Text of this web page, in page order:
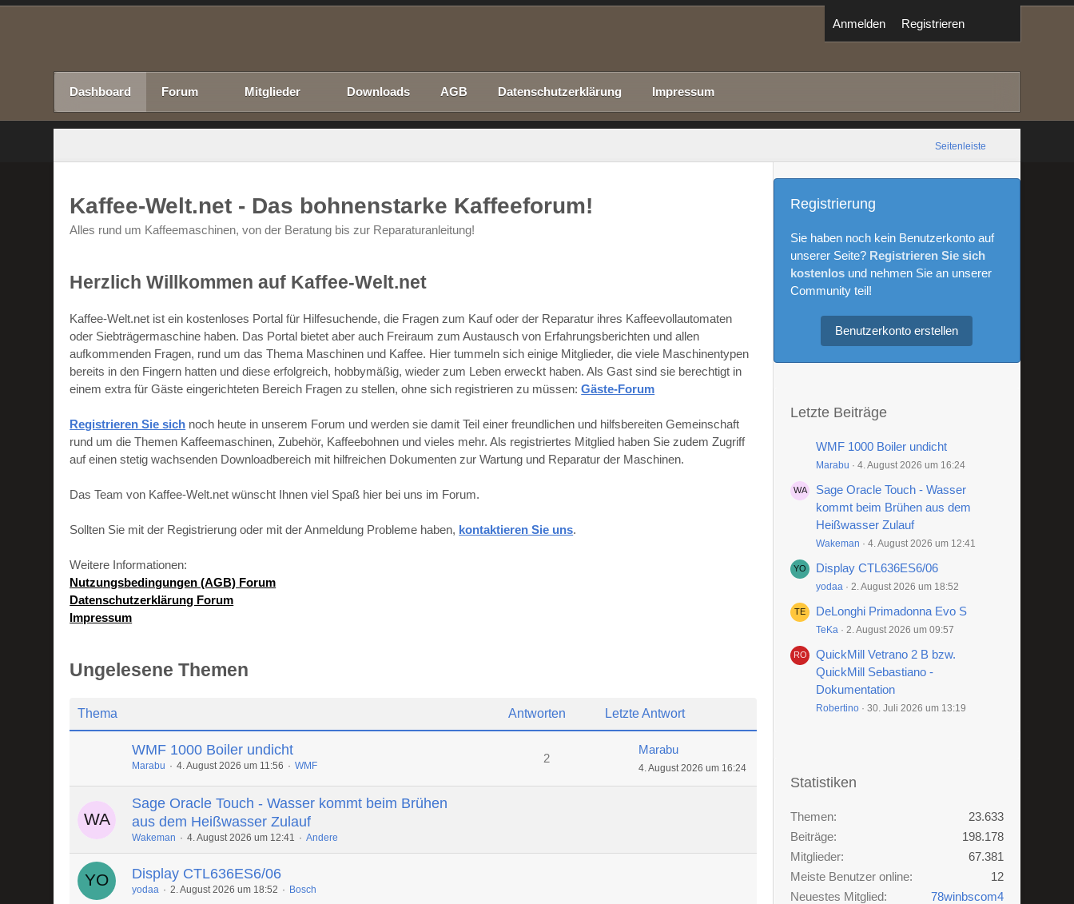
Anmelden Registrieren
Dashboard Forum Mitglieder Downloads AGB Datenschutzerklärung Impressum
Seitenleiste
Kaffee-Welt.net - Das bohnenstarke Kaffeeforum!
Alles rund um Kaffeemaschinen, von der Beratung bis zur Reparaturanleitung!
Herzlich Willkommen auf Kaffee-Welt.net
Kaffee-Welt.net ist ein kostenloses Portal für Hilfesuchende, die Fragen zum Kauf oder der Reparatur ihres Kaffeevollautomaten
oder Siebträgermaschine haben. Das Portal bietet aber auch Freiraum zum Austausch von Erfahrungsberichten und allen
aufkommenden Fragen, rund um das Thema Maschinen und Kaffee. Hier tummeln sich einige Mitglieder, die viele Maschinentypen
bereits in den Fingern hatten und diese erfolgreich, hobbymäßig, wieder zum Leben erweckt haben. Als Gast sind sie berechtigt in
einem extra für Gäste eingerichteten Bereich Fragen zu stellen, ohne sich registrieren zu müssen:Gäste-Forum
Registrieren Sie sich noch heute in unserem Forum und werden sie damit Teil einer freundlichen und hilfsbereiten Gemeinschaft
rund um die Themen Kaffeemaschinen, Zubehör, Kaffeebohnen und vieles mehr. Als registriertes Mitglied haben Sie zudem Zugriff
auf einen stetig wachsenden Downloadbereich mit hilfreichen Dokumenten zur Wartung und Reparatur der Maschinen.
Das Team von Kaffee-Welt.net wünscht Ihnen viel Spaß hier bei uns im Forum.
Sollten Sie mit der Registrierung oder mit der Anmeldung Probleme haben, kontaktieren Sie uns.
Weitere Informationen:
Nutzungsbedingungen (AGB) Forum
Datenschutzerklärung Forum
Impressum
Ungelesene Themen
Thema Antworten Letzte Antwort
WMF 1000 Boiler undicht
Marabu 4. August 2026 um 11:56 WMF
2
Marabu
4. August 2026 um 16:24
Sage Oracle Touch - Wasser kommt beim Brühen
aus dem Heißwasser Zulauf
Wakeman 4. August 2026 um 12:41 Andere
Display CTL636ES6/06
yodaa 2. August 2026 um 18:52 Bosch
Registrierung
Sie haben noch kein Benutzerkonto auf
unserer Seite? Registrieren Sie sich
kostenlosund nehmen Sie an unserer
Community teil!
Benutzerkonto erstellen
Letzte Beiträge
WMF 1000 Boiler undicht
Marabu 4. August 2026 um 16:24
Sage Oracle Touch - Wasser
kommt beim Brühen aus dem
Heißwasser Zulauf
Wakeman 4. August 2026 um 12:41
Display CTL636ES6/06
yodaa 2. August 2026 um 18:52
DeLonghi Primadonna Evo S
TeKa 2. August 2026 um 09:57
QuickMill Vetrano 2 B bzw.
QuickMill Sebastiano -
Dokumentation
Robertino 30. Juli 2026 um 13:19
Statistiken
Themen
23.633
Beiträge
198.178
Mitglieder
67.381
Meiste Benutzer online
12
Neuestes Mitglied
78winbscom4